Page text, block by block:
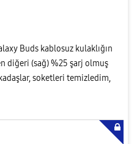
Buds kablosuz kulaklığın
diğeri (sağ) %25 şarj olmuş
soketleri temizledim,